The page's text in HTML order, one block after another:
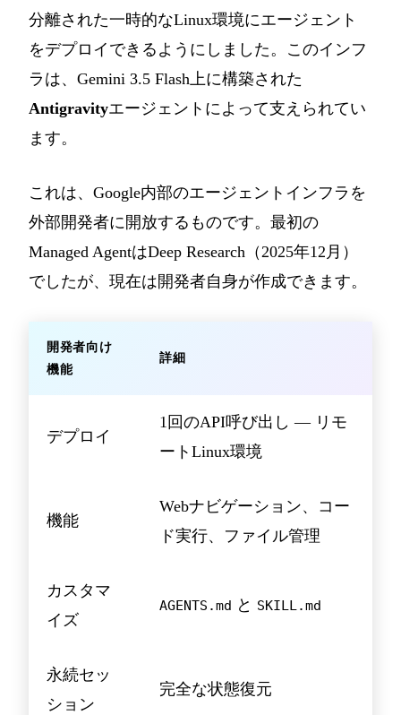
分離された一時的なLinux環境にエージェント
をデプロイできるようにしました。このインフ
ラは、Gemini 3.5 Flash上に構築された
Antigravityエージェントによって支えられてい
ます。
これは、Google内部のエージェントインフラを
外部開発者に開放するものです。最初の
Managed AgentはDeep Research（2025年12月）
でしたが、現在は開発者自身が作成できます。
開発者向け
機能
詳細
デプロイ
1回のAPI呼び出し — リモ
ートLinux環境
機能
Webナビゲーション、コー
ド実行、ファイル管理
カスタマ
イズ
AGENTS.md と SKILL.md
永続セッ
ション
完全な状態復元